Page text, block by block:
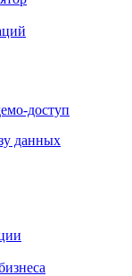
доступ
данных